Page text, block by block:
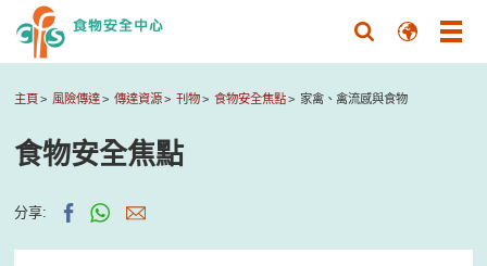
主頁 風險傳達 傳達資源 刊物 食物安全焦點 家禽、禽流感與食物
食物安全焦點
分享: